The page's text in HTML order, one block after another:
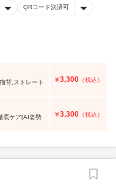
QRコード決済可
背,ストレート
￥3,300 （税込）
底ケア[AI姿勢
￥3,300 （税込）